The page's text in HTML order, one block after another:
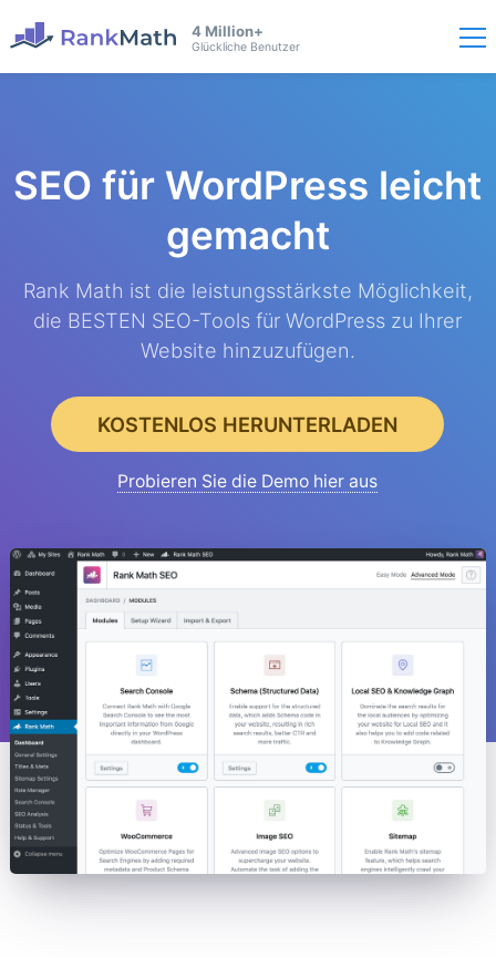
4 Million+
Glückliche Benutzer
SEO für WordPress leicht
gemacht
Rank Math ist die leistungsstärkste Möglichkeit,
die BESTEN SEO-Tools für WordPress zu Ihrer
Website hinzuzufügen.
KOSTENLOS HERUNTERLADEN
Probieren Sie die Demo hier aus